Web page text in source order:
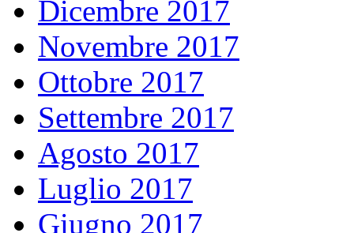
Dicembre 2017
Novembre 2017
Ottobre 2017
Settembre 2017
Agosto 2017
Luglio 2017
Giugno 2017